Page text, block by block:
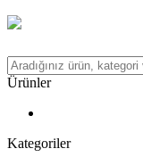
Ürünler
Kategoriler